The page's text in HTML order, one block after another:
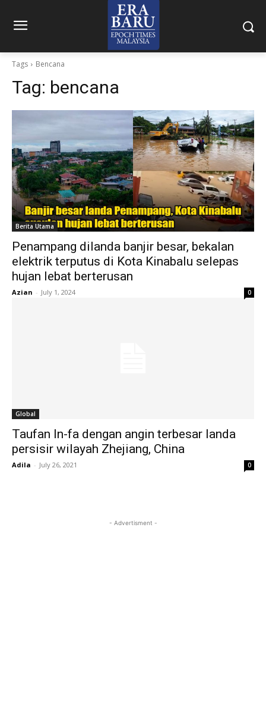
Tags Bencana
Tag: bencana
Berita Utama
Penampang dilanda banjir besar, bekalan
elektrik terputus di Kota Kinabalu selepas
hujan lebat berterusan
Azian - July 1, 2024 0
Global
Taufan In-fa dengan angin terbesar landa
persisir wilayah Zhejiang, China
Adila - July 26, 2021 0
- Advertisment -